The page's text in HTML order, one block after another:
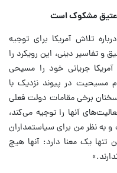
عتیق مشکوک است
تلاش آمریکا برای توجیه
و تفاسیر دینی، این رویکرد را
جریانی خود را مسیحی
مسیحیت در پیوند نزدیک با
برخی مقامات دولت فعلی
آنها را توجیه می‌کند،
نظر من برای سیاستمداران
یک معنا دارد: آنها هیچ